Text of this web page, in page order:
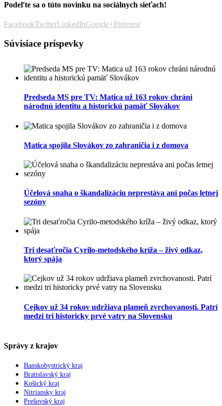
Podeľte sa o túto novinku na sociálnych sieťach!
FacebookTwitterLinkedInGoogle+Pinterest
Súvisiace príspevky
Predseda MS pre TV: Matica už 163 rokov chráni
národnú identitu a historickú pamäť Slovákov
Matica spojila Slovákov zo zahraničia i z domova
Účelová snaha o škandalizáciu neprestáva ani počas letnej
sezóny
Tri desaťročia Cyrilo-metodského kríža – živý odkaz,
ktorý spája
Cejkov už 34 rokov udržiava plameň zvrchovanosti. Patrí
medzi tri historicky prvé vatry na Slovensku
Správy z krajov
Banskobystrický kraj
Bratislavský kraj
Košický kraj
Nitriansky kraj
Prešovský kraj